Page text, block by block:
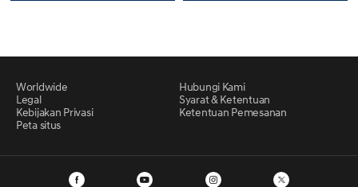
Worldwide
Hubungi Kami
Legal
Syarat & Ketentuan
Kebijakan Privasi
Ketentuan Pemesanan
Peta situs